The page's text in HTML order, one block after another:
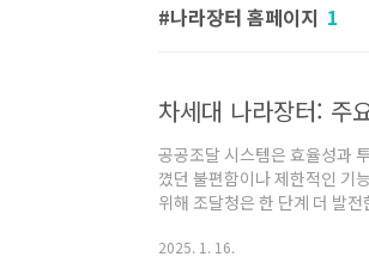
나라장터 홈페이지 1
차세대 나라장터: 주
공공조달 시스템은 효율성과
꼈던 불편함이나 제한적인 기
위해 조달청은 한 단계 더 발
번 글에서는 차세대 나라장터
2025. 1. 16.